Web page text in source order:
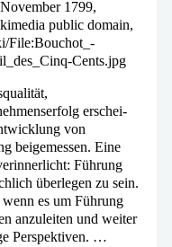
erschei­
von
bei­gemes­sen. Eine
Führung
über­le­gen zu sein.
es um Führung
anzu­lei­ten und wei­ter
Perspektiven. …